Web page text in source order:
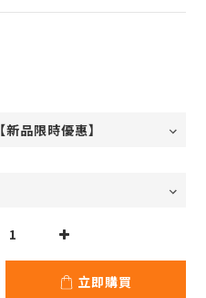
立即購買